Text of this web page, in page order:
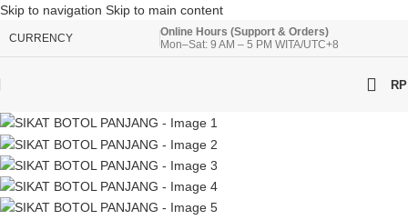
Skip to navigation Skip to main content
CURRENCY
Online Hours (Support & Orders)
Mon–Sat: 9 AM – 5 PM WITA/UTC+8
RP